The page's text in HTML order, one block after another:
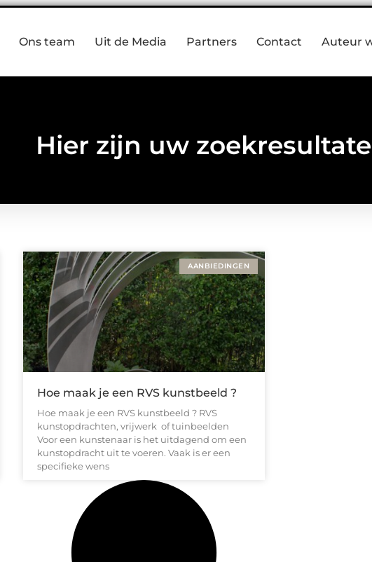
Ons team Uit de Media Partners Contact Auteur
Hier zijn uw
AANBIEDINGEN
Hoe maak je een RVS kunstbeeld ?
Hoe maak je een RVS kunstbeeld ? RVS
kunstopdrachten, vrijwerk of tuinbeelden
Voor een kunstenaar is het uitdagend om een
kunstopdracht uit te voeren. Vaak is er een
specifieke wens